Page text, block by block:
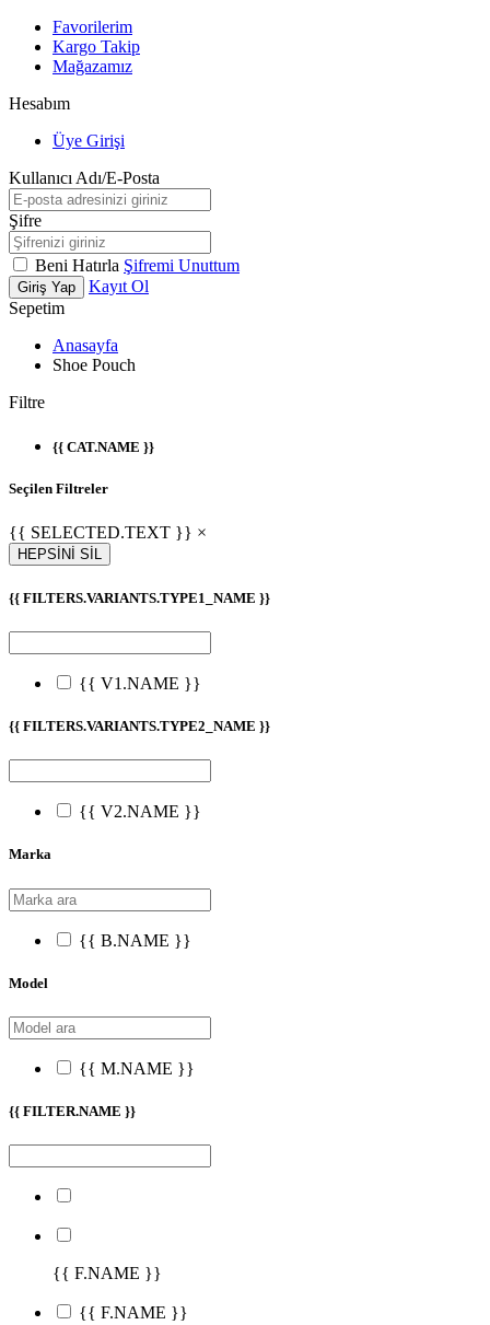
Favorilerim
Kargo Takip
Mağazamız
Hesabım
Üye Girişi
Kullanıcı Adı/E-Posta
Şifre
Beni Hatırla Şifremi Unuttum
Giriş Yap
Kayıt Ol
Sepetim
Anasayfa
Shoe Pouch
Filtre
{{ CAT.NAME }}
Seçilen Filtreler
{{ SELECTED.TEXT }} ×
HEPSİNİ SİL
{{ FILTERS.VARIANTS.TYPE1_NAME }}
{{ V1.NAME }}
{{ FILTERS.VARIANTS.TYPE2_NAME }}
{{ V2.NAME }}
Marka
{{ B.NAME }}
Model
{{ M.NAME }}
{{ FILTER.NAME }}
{{ F.NAME }}
{{ F.NAME }}